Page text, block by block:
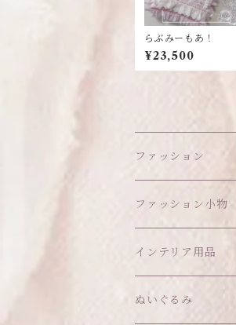
らぶみーもあ！
¥23,500
ファッション
ワンピース
アウター
トップス
ファッション小物
ヘッドアイテム
ヘアクリップ
アクセサリー
インテリア用品
オブジェ
ぬいぐるみ